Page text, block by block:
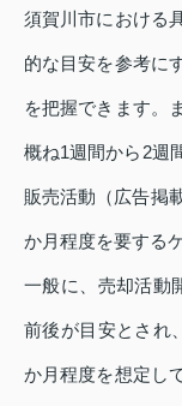
須賀川市における
的な目安を参考に
を把握できます。
概ね1週間から2週
販売活動（広告掲
か月程度を要する
一般に、売却活動
前後が目安とされ
か月程度を想定し